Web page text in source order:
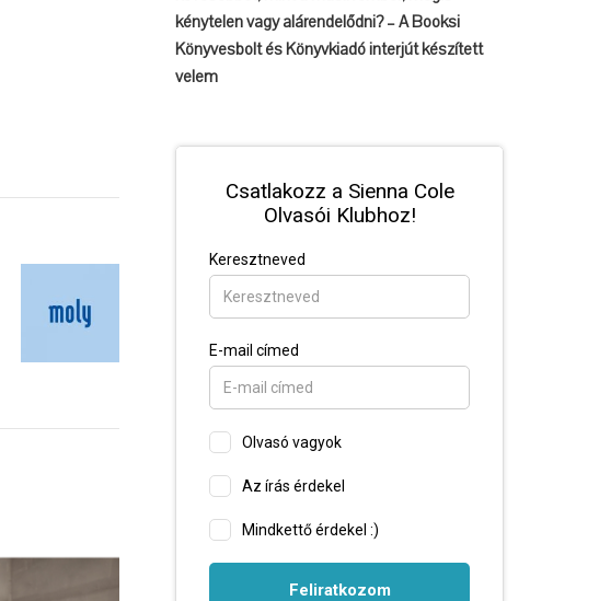
kénytelen vagy alárendelődni? – A Booksi
Könyvesbolt és Könyvkiadó interjút készített
velem